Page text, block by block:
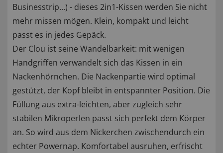
Businesstrip...) - dieses 2in1-Kissen werden Sie nicht
mehr missen mögen. Klein, kompakt und leicht
passt es in jedes Gepäck.
Der Clou ist seine Wandelbarkeit: mit wenigen
Handgriffen verwandelt sich das Kissen in ein
Nackenhörnchen. Die Nackenpartie wird optimal
gestützt, der Kopf bleibt in entspannter Position. Die
Füllung aus extra-leichten, aber zugleich sehr
stabilen Mikroperlen passt sich perfekt dem Körper
an. So wird aus dem Nickerchen zwischendurch ein
echter Powernap. Komfortabel ausruhen, erfrischt